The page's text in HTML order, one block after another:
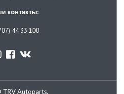
контакты:
44 33 100
Autoparts.